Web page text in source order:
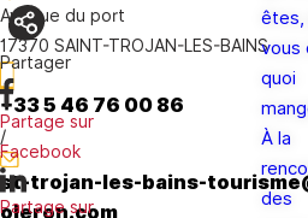
êtes,
vous
quoi
À la
des
Avenue du port
17370 SAINT-TROJAN-LES-BAINS
+33 5 46 76 00 86
/
st-trojan-les-bains-
oleron.com
Partager
Partage sur
Facebook
Partage sur